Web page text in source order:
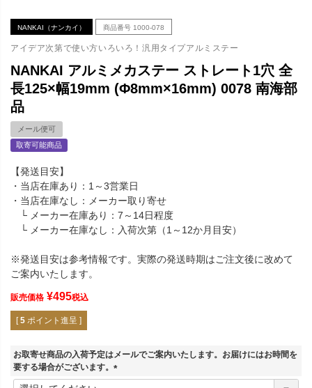
NANKAI（ナンカイ） 商品番号 1000-078
アイデア次第で使い方いろいろ！汎用タイプアルミステー
NANKAI アルミメカステー ストレート1穴 全
長125×幅19mm (Φ8mm×16mm) 0078 南海部
品
メール便可
取寄可能商品
【発送目安】
・当店在庫あり：1～3営業日
・当店在庫なし：メーカー取り寄せ
└ メーカー在庫あり：7～14日程度
└ メーカー在庫なし：入荷次第（1～12か月目安）
※発送目安は参考情報です。実際の発送時期はご注文後に改めて
ご案内いたします。
販売価格 ¥495税込
[ 5 ポイント進呈 ]
お取寄せ商品の入荷予定はメールでご案内いたします。お届けにはお時間を
要する場合がございます。
(